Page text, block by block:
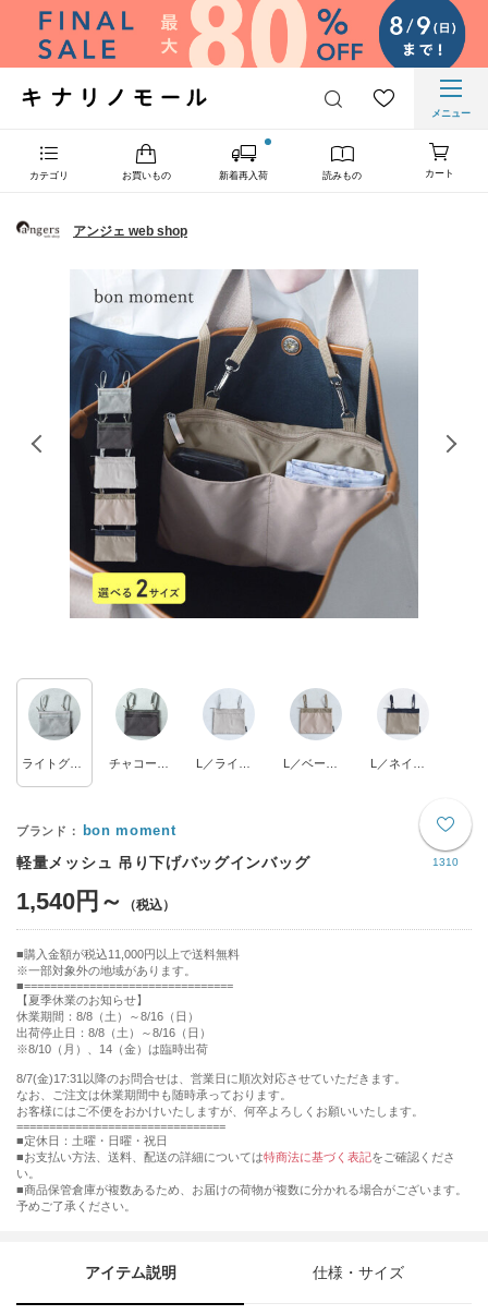
メニュー
カテゴリ お買いもの 新着再入荷 読みもの カート
アンジェ web shop
1310
bon moment
軽量メッシュ 吊り下げバッグインバッグ
1,540円～
購入金額が税込11,000円以上で送料無料
※一部対象外の地域があります。
================================
【夏季休業のお知らせ】
休業期間：8/8（土）～8/16（日）
出荷停止日：8/8（土）～8/16（日）
※8/10（月）、14（金）は臨時出荷
8/7(金)17:31以降のお問合せは、営業日に順次対応させていただきます。
なお、ご注文は休業期間中も随時承っております。
お客様にはご不便をおかけいたしますが、何卒よろしくお願いいたします。
================================
■定休日：土曜・日曜・祝日
■お支払い方法、送料、配送の詳細については特商法に基づく表記をご確認くださ
い。
■商品保管倉庫が複数あるため、お届けの荷物が複数に分かれる場合がございます。
予めご了承ください。
アイテム説明 仕様・サイズ